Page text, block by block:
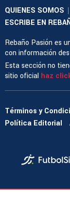
QUIENES SOMOS |
ESCRIBE EN
Rebaño Pasión es
con información
Esta sección no
sitio oficial haz
Términos y
Política Editorial